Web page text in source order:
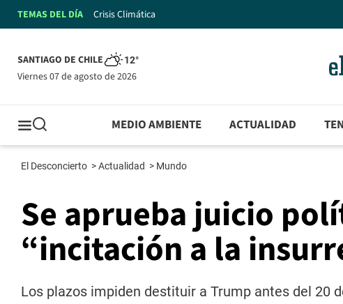
TEMAS DEL DÍA Crisis Climática
SANTIAGO DE CHILE 12°
viernes 07 de agosto de 2026
MEDIO AMBIENTE ACTUALIDAD
El Desconcierto >Actualidad > Mundo
Se aprueba juicio
“incitación a la
Los plazos impiden destituir a Trump antes del 20